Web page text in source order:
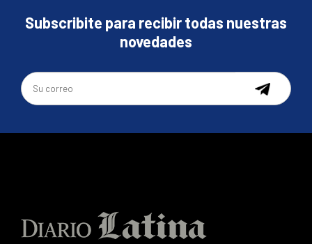
Subscribite para recibir todas nuestras
novedades